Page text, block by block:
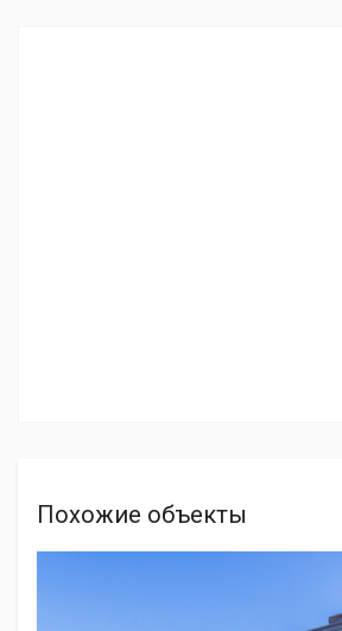
Похожие объекты